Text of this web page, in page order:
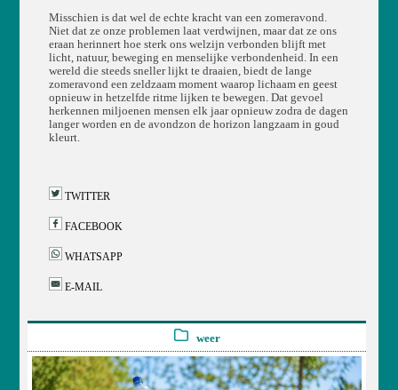
Misschien is dat wel de echte kracht van een zomeravond.
Niet dat ze onze problemen laat verdwijnen, maar dat ze ons
eraan herinnert hoe sterk ons welzijn verbonden blijft met
licht, natuur, beweging en menselijke verbondenheid. In een
wereld die steeds sneller lijkt te draaien, biedt de lange
zomeravond een zeldzaam moment waarop lichaam en geest
opnieuw in hetzelfde ritme lijken te bewegen. Dat gevoel
herkennen miljoenen mensen elk jaar opnieuw zodra de dagen
langer worden en de avondzon de horizon langzaam in goud
kleurt.
TWITTER
FACEBOOK
WHATSAPP
E-MAIL
weer